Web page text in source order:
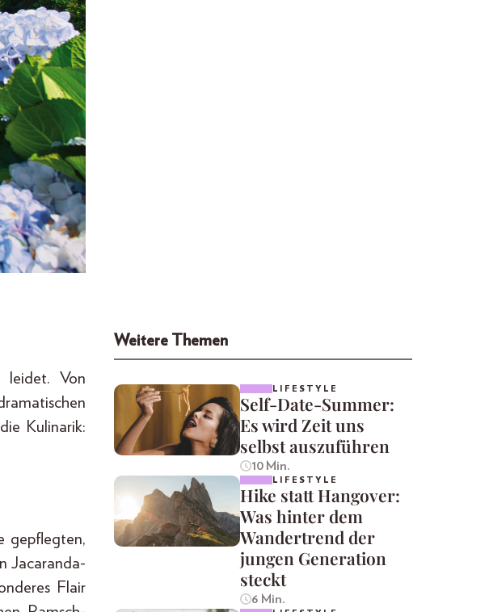
leidet. Von
Kulinarik:
gepflegten,
Jacaranda-
Flair
Weitere Themen
LIFESTYLE
Self-Date-Summer:
Es wird Zeit uns
selbst auszuführen
10 Min.
LIFESTYLE
Hike statt Hangover:
Was hinter dem
Wandertrend der
jungen Generation
steckt
6 Min.